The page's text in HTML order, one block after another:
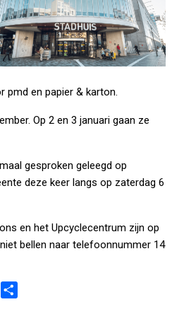
pmd en papier & karton.
Op 2 en 3 januari gaan ze
gesproken geleegd op
deze keer langs op zaterdag 6
en het Upcyclecentrum zijn op
bellennaar telefoonnummer 14
W